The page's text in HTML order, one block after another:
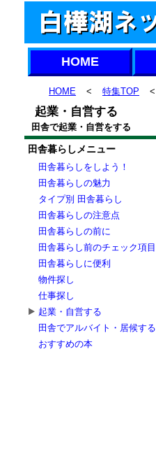
HOME
HOME < 特集TOP <
起業・自営する
田舎で起業・自営をする
田舎暮らしメニュー
田舎暮らしをしよう！
田舎暮らしの魅力
タイプ別 田舎暮らし
田舎暮らしの注意点
田舎暮らしの前に
田舎暮らし前のチェック項目
田舎暮らしに便利
物件探し
仕事探し
起業・自営する
田舎でアルバイト・居候する
おすすめの本